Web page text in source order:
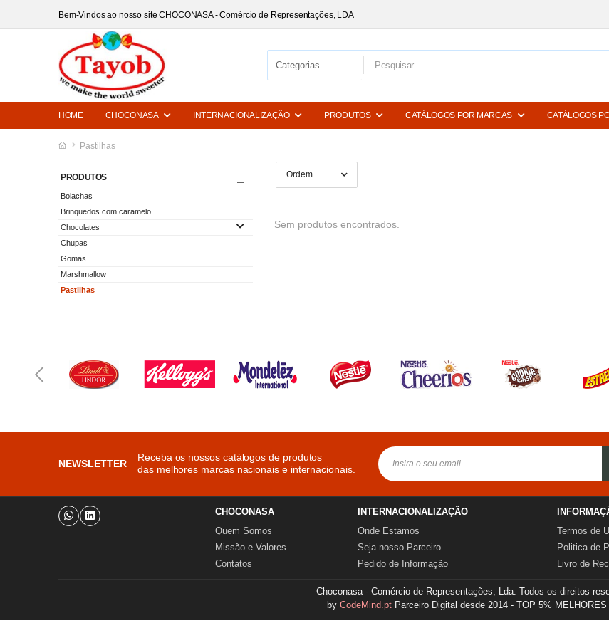
Bem-Vindos ao nosso site CHOCONASA - Comércio de Representações, LDA
HOME CHOCONASA INTERNACIONALIZAÇÃO PRODUTOS CATÁLOGOS POR MARCAS CATÁLOGOS
Pastilhas
PRODUTOS
Bolachas
Brinquedos com caramelo
Chocolates
Chupas
Gomas
Marshmallow
Pastilhas
Sem produtos encontrados.
NEWSLETTER
Receba os nossos catálogos de produtos
das melhores marcas nacionais e internacionais.
CHOCONASA
Quem Somos
Missão e Valores
Contatos
INTERNACIONALIZAÇÃO
Onde Estamos
Seja nosso Parceiro
Pedido de Informação
Termos de
Politica de
Livro de
Choconasa - Comércio de Representações, Lda. Todos os direitos
by CodeMind.pt Parceiro Digital desde 2014 - TOP 5% MELHORES